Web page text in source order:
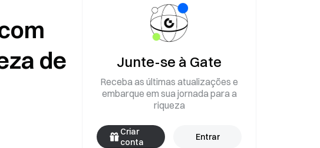
de
Junte-se à Gate
Receba as últimas atualizações e
embarque em sua jornada para a
riqueza
Criar
conta
Entrar